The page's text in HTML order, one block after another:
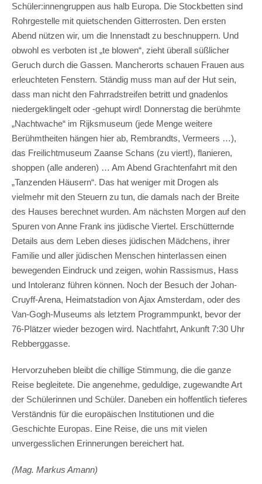
Schüler:innengruppen aus halb Europa. Die Stockbetten sind
Rohrgestelle mit quietschenden Gitterrosten. Den ersten
Abend nützen wir, um die Innenstadt zu beschnuppern. Und
obwohl es verboten ist „te blowen“, zieht überall süßlicher
Geruch durch die Gassen. Mancherorts schauen Frauen aus
erleuchteten Fenstern. Ständig muss man auf der Hut sein,
dass man nicht den Fahrradstreifen betritt und gnadenlos
niedergeklingelt oder -gehupt wird! Donnerstag die berühmte
„Nachtwache“ im Rijksmuseum (jede Menge weitere
Berühmtheiten hängen hier ab, Rembrandts, Vermeers …),
das Freilichtmuseum Zaanse Schans (zu viert!), flanieren,
shoppen (alle anderen) … Am Abend Grachtenfahrt mit den
„Tanzenden Häusern“. Das hat weniger mit Drogen als
vielmehr mit den Steuern zu tun, die damals nach der Breite
des Hauses berechnet wurden. Am nächsten Morgen auf den
Spuren von Anne Frank ins jüdische Viertel. Erschütternde
Details aus dem Leben dieses jüdischen Mädchens, ihrer
Familie und aller jüdischen Menschen hinterlassen einen
bewegenden Eindruck und zeigen, wohin Rassismus, Hass
und Intoleranz führen können. Noch der Besuch der Johan-
Cruyff-Arena, Heimatstadion von Ajax Amsterdam, oder des
Van-Gogh-Museums als letztem Programmpunkt, bevor der
76-Plätzer wieder bezogen wird. Nachtfahrt, Ankunft 7:30 Uhr
Rebberggasse.
Hervorzuheben bleibt die chillige Stimmung, die die ganze
Reise begleitete. Die angenehme, geduldige, zugewandte Art
der Schülerinnen und Schüler. Daneben ein hoffentlich tieferes
Verständnis für die europäischen Institutionen und die
Geschichte Europas. Eine Reise, die uns mit vielen
unvergesslichen Erinnerungen bereichert hat.
(Mag. Markus Amann)